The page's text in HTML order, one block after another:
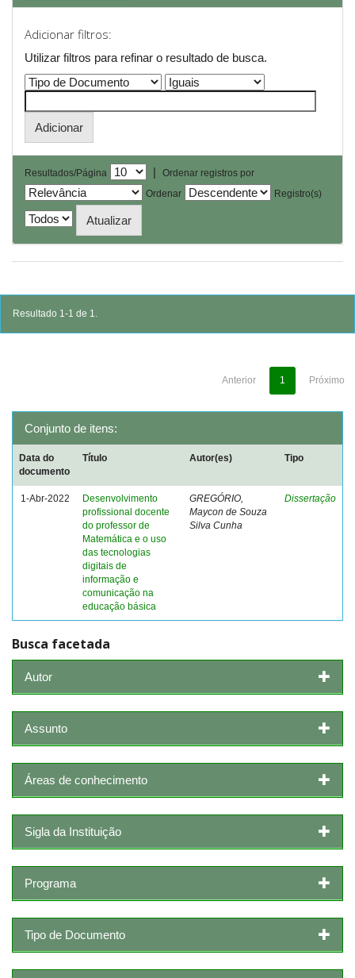
Adicionar filtros:
Utilizar filtros para refinar o resultado de busca.
Resultados/Página |
Ordenar registros por
Ordenar
Registro(s)
Resultado 1-1 de 1.
Anterior 1 Próximo
Conjunto de itens:
Data do
documento
Título Autor(es) Tipo
1-Abr-2022
Desenvolvimento
profissional docente
do professor de
Matemática e o uso
das tecnologias
digitais de
informação e
comunicação na
educação básica
GREGÓRIO,
Maycon de Souza
Silva Cunha
Dissertação
Busca facetada
Autor
Assunto
Áreas de conhecimento
Sigla da Instituição
Programa
Tipo de Documento